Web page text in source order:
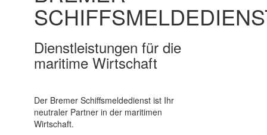
Dienstleistungen für die
maritime Wirtschaft
Der Bremer Schiffsmeldedienst ist Ihr
neutraler Partner in der maritimen
Wirtschaft.